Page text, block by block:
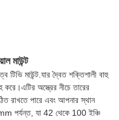
মাউন্ট
টিভি মাউন্ট.যার দ্বৈত শক্তিশালী বাহু
অস্ত্রের নীচে তারের
রাখতে পারে এবং আপনার স্থান
পর্যন্ত, যা 42 থেকে 100 ইঞ্চি